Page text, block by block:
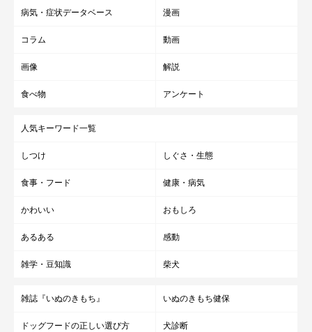
病気・症状データベース 漫画
コラム 動画
画像 解説
食べ物 アンケート
人気キーワード一覧
しつけ しぐさ・生態
食事・フード 健康・病気
かわいい おもしろ
あるある 感動
雑学・豆知識 柴犬
雑誌『いぬのきもち』 いぬのきもち健保
ドッグフードの正しい選び方 犬診断